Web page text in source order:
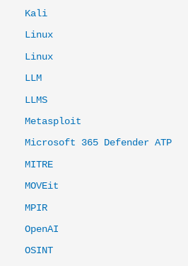
Kali
Linux
Linux
LLM
LLMS
Metasploit
Microsoft 365 Defender ATP
MITRE
MOVEit
MPIR
OpenAI
OSINT